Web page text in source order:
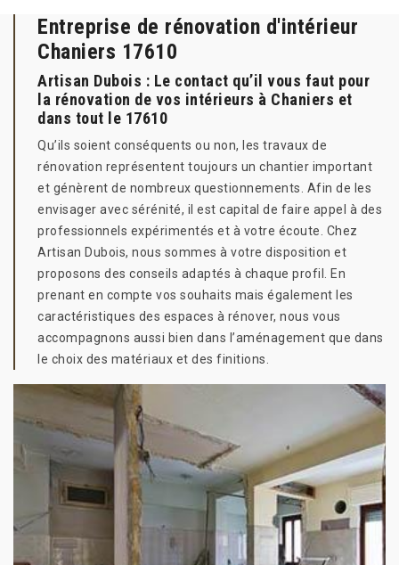
Entreprise de rénovation d'intérieur
Chaniers 17610
Artisan Dubois : Le contact qu’il vous faut pour
la rénovation de vos intérieurs à Chaniers et
dans tout le 17610
Qu’ils soient conséquents ou non, les travaux de
rénovation représentent toujours un chantier important
et génèrent de nombreux questionnements. Afin de les
envisager avec sérénité, il est capital de faire appel à des
professionnels expérimentés et à votre écoute. Chez
Artisan Dubois, nous sommes à votre disposition et
proposons des conseils adaptés à chaque profil. En
prenant en compte vos souhaits mais également les
caractéristiques des espaces à rénover, nous vous
accompagnons aussi bien dans l’aménagement que dans
le choix des matériaux et des finitions.